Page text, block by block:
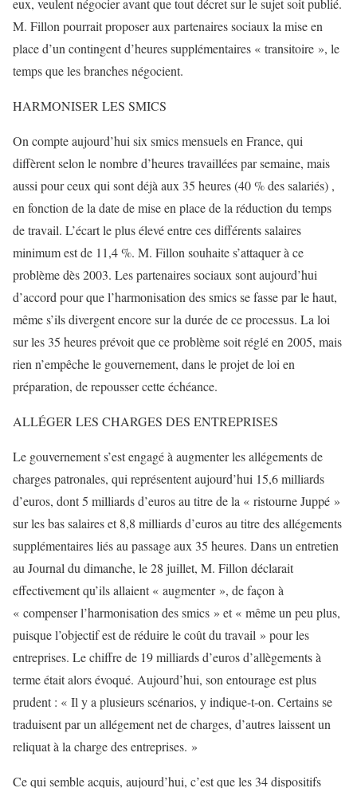
eux, veulent négocier avant que tout décret sur le sujet soit publié.
M. Fillon pourrait proposer aux partenaires sociaux la mise en
place d’un contingent d’heures supplémentaires « transitoire », le
temps que les branches négocient.
HARMONISER LES SMICS
On compte aujourd’hui six smics mensuels en France, qui
diffèrent selon le nombre d’heures travaillées par semaine, mais
aussi pour ceux qui sont déjà aux 35 heures (40 % des salariés) ,
en fonction de la date de mise en place de la réduction du temps
de travail. L’écart le plus élevé entre ces différents salaires
minimum est de 11,4 %. M. Fillon souhaite s’attaquer à ce
problème dès 2003. Les partenaires sociaux sont aujourd’hui
d’accord pour que l’harmonisation des smics se fasse par le haut,
même s’ils divergent encore sur la durée de ce processus. La loi
sur les 35 heures prévoit que ce problème soit réglé en 2005, mais
rien n’empêche le gouvernement, dans le projet de loi en
préparation, de repousser cette échéance.
ALLÉGER LES CHARGES DES ENTREPRISES
Le gouvernement s’est engagé à augmenter les allégements de
charges patronales, qui représentent aujourd’hui 15,6 milliards
d’euros, dont 5 milliards d’euros au titre de la « ristourne Juppé »
sur les bas salaires et 8,8 milliards d’euros au titre des allégements
supplémentaires liés au passage aux 35 heures. Dans un entretien
au Journal du dimanche, le 28 juillet, M. Fillon déclarait
effectivement qu’ils allaient « augmenter », de façon à
« compenser l’harmonisation des smics » et « même un peu plus,
puisque l’objectif est de réduire le coût du travail » pour les
entreprises. Le chiffre de 19 milliards d’euros d’allègements à
terme était alors évoqué. Aujourd’hui, son entourage est plus
prudent : « Il y a plusieurs scénarios, y indique-t-on. Certains se
traduisent par un allégement net de charges, d’autres laissent un
reliquat à la charge des entreprises. »
Ce qui semble acquis, aujourd’hui, c’est que les 34 dispositifs